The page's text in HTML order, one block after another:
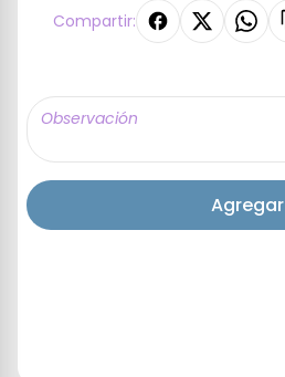
Compartir:
Agregar